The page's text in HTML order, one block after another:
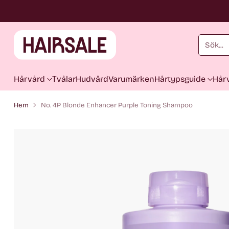
Sök...
Hårvård TvålarHudvårdVarumärkenHårtypsguide
Hem No. 4P Blonde Enhancer Purple Toning Shampoo